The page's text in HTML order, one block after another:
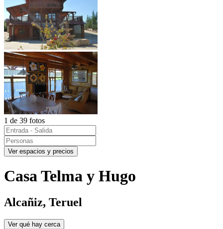
1 de 39 fotos
Ver espacios y precios
Casa Telma y Hugo
Alcañiz, Teruel
Ver qué hay cerca